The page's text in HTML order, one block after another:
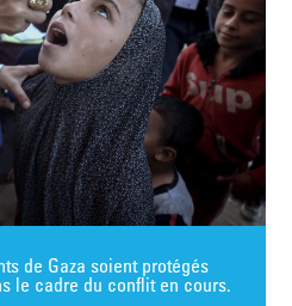
de Gaza soient protégés
le cadre du conflit en cours.